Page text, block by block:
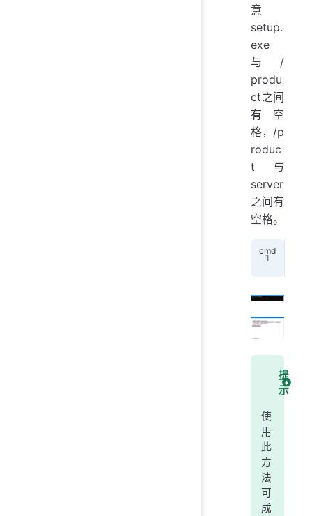
意
setup.
exe
与/
produ
ct之间
有空
格，/p
roduc
t与
server
之间有
空格。
提
示
使
用
此
方
法
可
成